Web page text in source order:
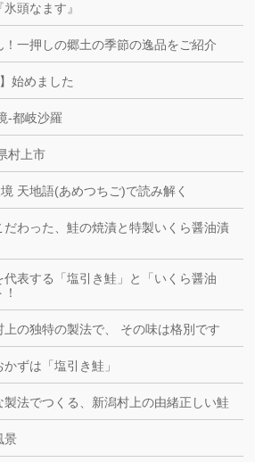
頭なます』
一押しの郷土の季節の逸品をご紹介
始めました
-都岐沙羅
村上市
天地語(あめつちご)で読み解く
わった、鮭の焼漬と特製いくら醤油漬
表する「塩引き鮭」と「いくら醤油
の独特の製法で、 その味は格別です
ずは「塩引き鮭」
法でつくる、新潟村上の由緒正しい鮭
景